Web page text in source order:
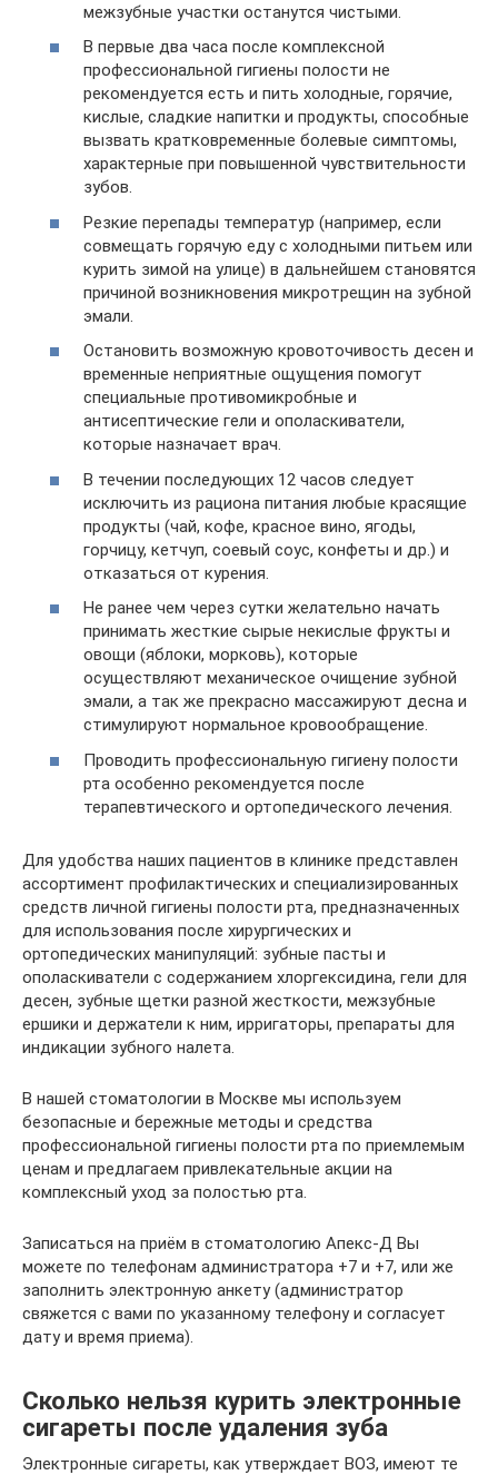
межзубные участки останутся чистыми.
В первые два часа после комплексной
профессиональной гигиены полости не
рекомендуется есть и пить холодные, горячие,
кислые, сладкие напитки и продукты, способные
вызвать кратковременные болевые симптомы,
характерные при повышенной чувствительности
зубов.
Резкие перепады температур (например, если
совмещать горячую еду с холодными питьем или
курить зимой на улице) в дальнейшем становятся
причиной возникновения микротрещин на зубной
эмали.
Остановить возможную кровоточивость десен и
временные неприятные ощущения помогут
специальные противомикробные и
антисептические гели и ополаскиватели,
которые назначает врач.
В течении последующих 12 часов следует
исключить из рациона питания любые красящие
продукты (чай, кофе, красное вино, ягоды,
горчицу, кетчуп, соевый соус, конфеты и др.) и
отказаться от курения.
Не ранее чем через сутки желательно начать
принимать жесткие сырые некислые фрукты и
овощи (яблоки, морковь), которые
осуществляют механическое очищение зубной
эмали, а так же прекрасно массажируют десна и
стимулируют нормальное кровообращение.
Проводить профессиональную гигиену полости
рта особенно рекомендуется после
терапевтического и ортопедического лечения.
Для удобства наших пациентов в клинике представлен
ассортимент профилактических и специализированных
средств личной гигиены полости рта, предназначенных
для использования после хирургических и
ортопедических манипуляций: зубные пасты и
ополаскиватели с содержанием хлоргексидина, гели для
десен, зубные щетки разной жесткости, межзубные
ершики и держатели к ним, ирригаторы, препараты для
индикации зубного налета.
В нашей стоматологии в Москве мы используем
безопасные и бережные методы и средства
профессиональной гигиены полости рта по приемлемым
ценам и предлагаем привлекательные акции на
комплексный уход за полостью рта.
Записаться на приём в стоматологию Апекс-Д Вы
можете по телефонам администратора +7 и +7, или же
заполнить электронную анкету (администратор
свяжется с вами по указанному телефону и согласует
дату и время приема).
Сколько нельзя курить электронные
сигареты после удаления зуба
Электронные сигареты, как утверждает ВОЗ, имеют те